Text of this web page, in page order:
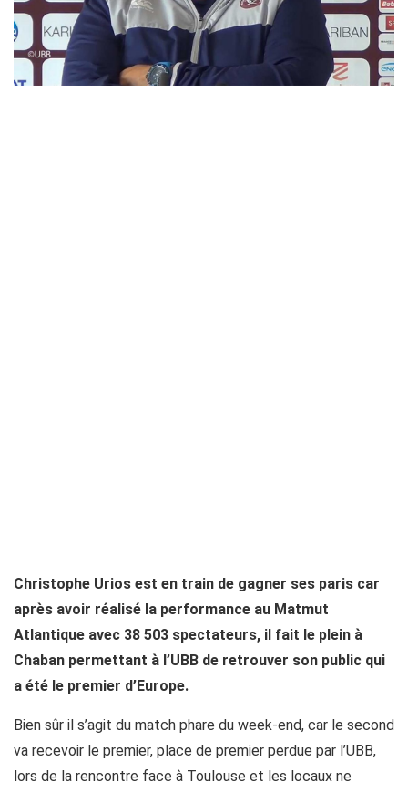
Christophe Urios est en train de gagner ses paris car
après avoir réalisé la performance au Matmut
Atlantique avec 38 503 spectateurs, il fait le plein à
Chaban permettant à l’UBB de retrouver son public qui
a été le premier d’Europe.
Bien sûr il s’agit du match phare du week-end, car le second
va recevoir le premier, place de premier perdue par l’UBB,
lors de la rencontre face à Toulouse et les locaux ne